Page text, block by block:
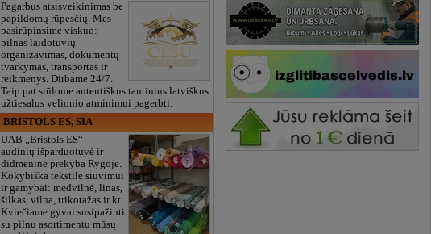
Pagarbus atsisveikinimas be
papildomų rūpesčių. Mes
pasirūpinsime viskuo:
pilnas laidotuvių
organizavimas, dokumentų
tvarkymas, transportas ir
reikmenys. Dirbame 24/7.
Taip pat siūlome autentiškus tautinius latviškus
užtiesalus velionio atminimui pagerbti.
BRISTOLS ES, SIA
UAB „Bristols ES“ –
audinių išparduotuvė ir
didmeninė prekyba Rygoje.
Kokybiška tekstilė siuvimui
ir gamybai: medvilnė, linas,
šilkas, vilna, trikotažas ir kt.
Kviečiame gyvai susipažinti
su pilnu asortimentu mūsų